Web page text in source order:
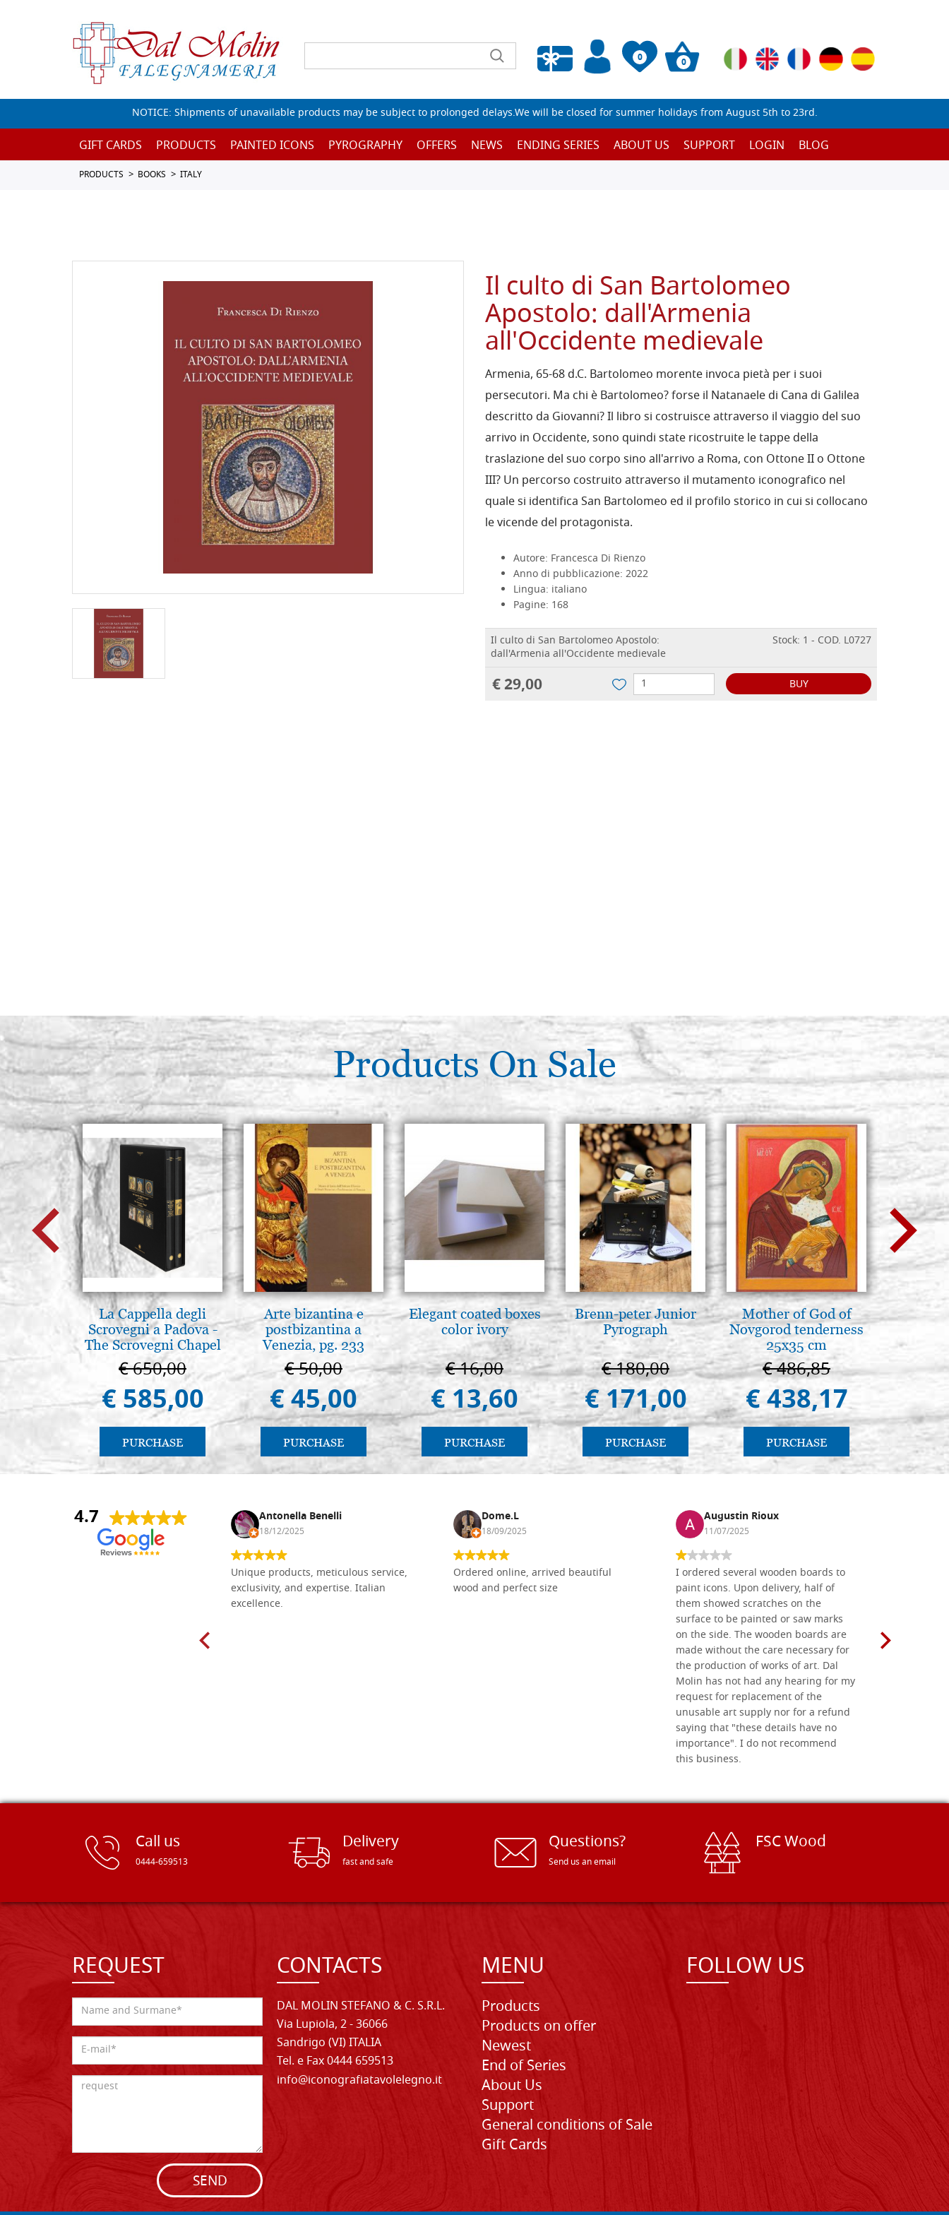
0
Empty wishlist
0
NOTICE: Shipments of unavailable products may be subject to prolonged delays.We will be closed for summer holidays from August 5th to 23rd.
GIFT CARDS PRODUCTS PAINTED ICONS PYROGRAPHY OFFERS NEWS ENDING SERIES ABOUT US SUPPORT LOGIN BLOG
PRODUCTS BOOKS ITALY
Il culto di San Bartolomeo
Apostolo: dall'Armenia
all'Occidente medievale
Armenia, 65-68 d.C. Bartolomeo morente invoca pietà per i suoi
persecutori. Ma chi è Bartolomeo? forse il Natanaele di Cana di Galilea
descritto da Giovanni? Il libro si costruisce attraverso il viaggio del suo
arrivo in Occidente, sono quindi state ricostruite le tappe della
traslazione del suo corpo sino all'arrivo a Roma, con Ottone II o Ottone
III? Un percorso costruito attraverso il mutamento iconografico nel
quale si identifica San Bartolomeo ed il profilo storico in cui si collocano
le vicende del protagonista.
Autore: Francesca Di Rienzo
Anno di pubblicazione: 2022
Lingua: italiano
Pagine: 168
Il culto di San Bartolomeo Apostolo:
dall'Armenia all'Occidente medievale
Stock: 1 - COD. L0727
€ 29,00 BUY
Products On Sale
La Cappella degli
Scrovegni a Padova -
The Scrovegni Chapel
in Padua
€ 650,00
€ 585,00
PURCHASE
Arte bizantina e
postbizantina a
Venezia, pg. 233
€ 50,00
€ 45,00
PURCHASE
Elegant coated boxes
color ivory
€ 16,00
€ 13,60
PURCHASE
Brenn-peter Junior
Pyrograph
€ 180,00
€ 171,00
PURCHASE
Mother of God of
Novgorod tenderness
25x35 cm
€ 486,85
€ 438,17
PURCHASE
€
€
4.7
Nina DraguÅ¡ica Antonella Benelli
18/12/2025
Unique products, meticulous service,
exclusivity, and expertise. Italian
excellence.
Dome.L
18/09/2025
Ordered online, arrived beautiful
wood and perfect size
Augustin Rioux
11/07/2025
I ordered several wooden boards to
paint icons. Upon delivery, half of
them showed scratches on the
surface to be painted or saw marks
on the side. The wooden boards are
made without the care necessary for
the production of works of art. Dal
Molin has not had any hearing for my
request for replacement of the
unusable art supply nor for a refund
saying that "these details have no
importance". I do not recommend
this business.
Call us
0444-659513
Delivery
fast and safe
Questions?
Send us an email
FSC Wood
REQUEST
SEND
CONTACTS
DAL MOLIN STEFANO & C. S.R.L.
Via Lupiola, 2 - 36066
Sandrigo (VI) ITALIA
Tel. e Fax 0444 659513
info@iconografiatavolelegno.it
MENU
Products
Products on offer
Newest
End of Series
About Us
Support
General conditions of Sale
Gift Cards
FOLLOW US